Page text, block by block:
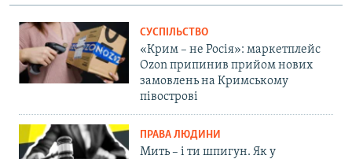
СУСПІЛЬСТВО
«Крим – не Росія»: маркетплейс
Ozon припинив прийом нових
замовлень на Кримському
півострові
ПРАВА ЛЮДИНИ
Мить – і ти шпигун. Як у